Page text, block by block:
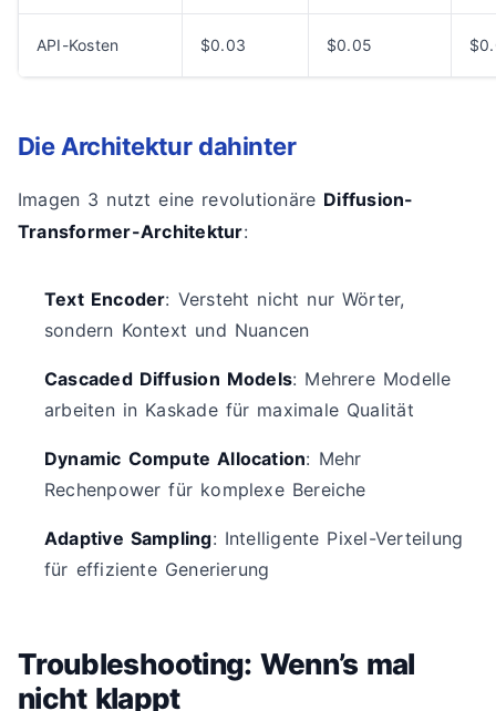
API-Kosten $0.03 $0.05
Die Architektur dahinter
Imagen 3 nutzt eine revolutionäre Diffusion-
Transformer-Architektur:
Text Encoder: Versteht nicht nur Wörter,
sondern Kontext und Nuancen
Cascaded Diffusion Models: Mehrere Modelle
arbeiten in Kaskade für maximale Qualität
Dynamic Compute Allocation: Mehr
Rechenpower für komplexe Bereiche
Adaptive Sampling: Intelligente Pixel-Verteilung
für effiziente Generierung
Troubleshooting: Wenn’s mal
nicht klappt